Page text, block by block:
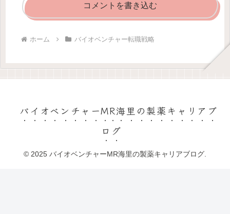
コメントを書き込む
ホーム バイオベンチャー転職戦略
バイオベンチャーMR海里の製薬キャリアブ
ログ
© 2025 バイオベンチャーMR海里の製薬キャリアブログ.